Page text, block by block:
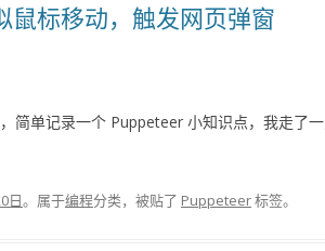
鼠标移动，触发网页弹窗
简单记录一个 Puppeteer 小知识点，我走了
日。属于编程分类，被贴了 Puppeteer标签。